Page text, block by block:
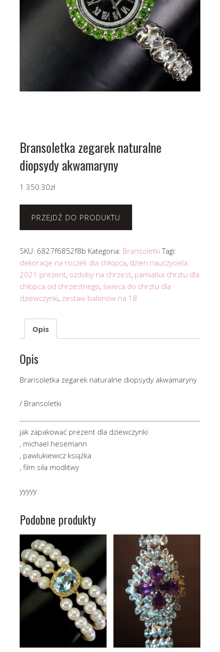
Bransoletka zegarek naturalne
diopsydy akwamaryny
1 350.30zł
PRZEJDŹ DO PRODUKTU
SKU: 6827f6852f8b Kategoria: Bransoletki Tagi:
dekoracje na roczek dla chłopca, dzien nauczyciela
2021 prezent, ozdoby na chrzest, pamiatka chrztu dla
chłopca od chrzestnego, świeca do chrztu dla
dziewczynki, zestaw balonów na 18
Opis
Opis
Bransoletka zegarek naturalne diopsydy akwamaryny
/ Bransoletki
jak zapakować prezent dla dziewczynki
, michael hesemann
, pawlukiewicz książka
, film siła modlitwy
yyyyy
Podobne produkty